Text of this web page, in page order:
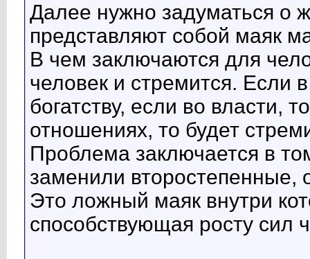
Далее нужно задуматься о
представляют собой маяк
В чем заключаются для
человек и стремится. Если
богатству, если во власти,
отношениях, то будет
Проблема заключается в
заменили второстепенные,
Это ложный маяк внутри
способствующая росту сил